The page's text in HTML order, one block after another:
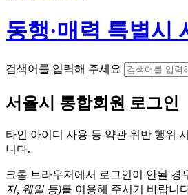
동행·매력 특별시
검색어를 입력해 주세요
서울시 통합회원 로그인
타인 아이디 사용 등 약관 위반 행위 시
니다.
크롬 브라우저에서 로그인이 안될 경
지, 웨일 등)를 이용해 주시기 바랍니